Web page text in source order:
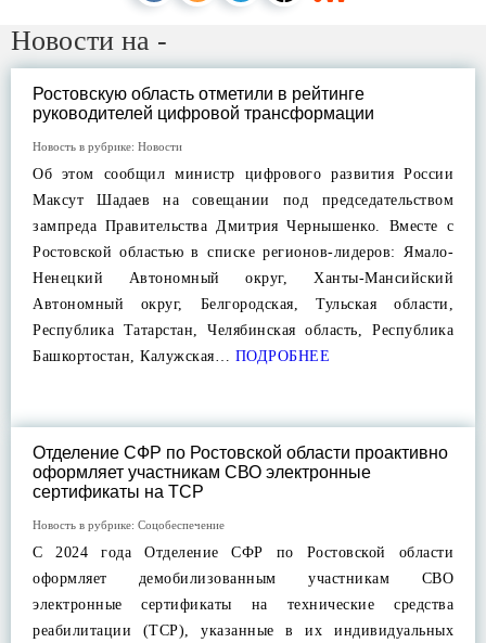
Новости на -
Ростовскую область отметили в рейтинге
руководителей цифровой трансформации
Новость в рубрике: Новости
Об этом сообщил министр цифрового развития России
Максут Шадаев на совещании под председательством
зампреда Правительства Дмитрия Чернышенко. Вместе с
Ростовской областью в списке регионов-лидеров: Ямало-
Ненецкий Автономный округ, Ханты-Мансийский
Автономный округ, Белгородская, Тульская области,
Республика Татарстан, Челябинская область, Республика
Башкортостан, Калужская… ПОДРОБНЕЕ
Отделение СФР по Ростовской области проактивно
оформляет участникам СВО электронные
сертификаты на ТСР
Новость в рубрике: Соцобеспечение
С 2024 года Отделение СФР по Ростовской области
оформляет демобилизованным участникам СВО
электронные сертификаты на технические средства
реабилитации (ТСР), указанные в их индивидуальных